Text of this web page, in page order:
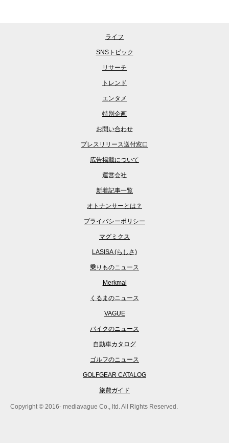
ライフ
SNSトピック
リサーチ
トレンド
エンタメ
特別企画
お問い合わせ
プレスリリース送付窓口
広告掲載について
運営会社
新着記事一覧
オトナンサーとは？
プライバシーポリシー
マグミクス
LASISA (らしさ)
乗りものニュース
Merkmal
くるまのニュース
VAGUE
バイクのニュース
自動車カタログ
ゴルフのニュース
GOLFGEAR CATALOG
旅費ガイド
Copyright © 2016- mediavague Co., ltd. All Rights Reserved.